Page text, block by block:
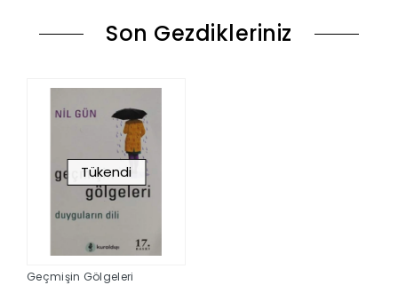
Son Gezdikleriniz
Tükendi
Geçmişin Gölgeleri